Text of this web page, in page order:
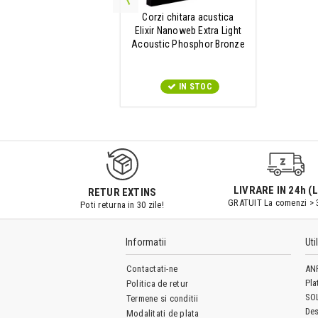
Corzi chitara acustica
Elixir Nanoweb Extra Light
Acoustic Phosphor Bronze
IN STOC
RETUR EXTINS
Poti returna in 30 zile!
LIVRARE IN 24h
GRATUIT La comenzi >
Informatii
Contactati-ne
Politica de retur
Termene si conditii
Modalitati de plata
SOL